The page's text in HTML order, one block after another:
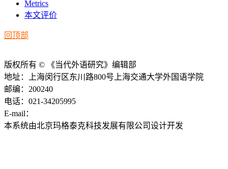
Metrics
本文评价
回顶部
版权所有 © 《当代外语研究》编辑部
地址：上海闵行区东川路800号上海交通大学外国语学院
邮编：200240
电话：021-34205995
E-mail：
本系统由北京玛格泰克科技发展有限公司设计开发